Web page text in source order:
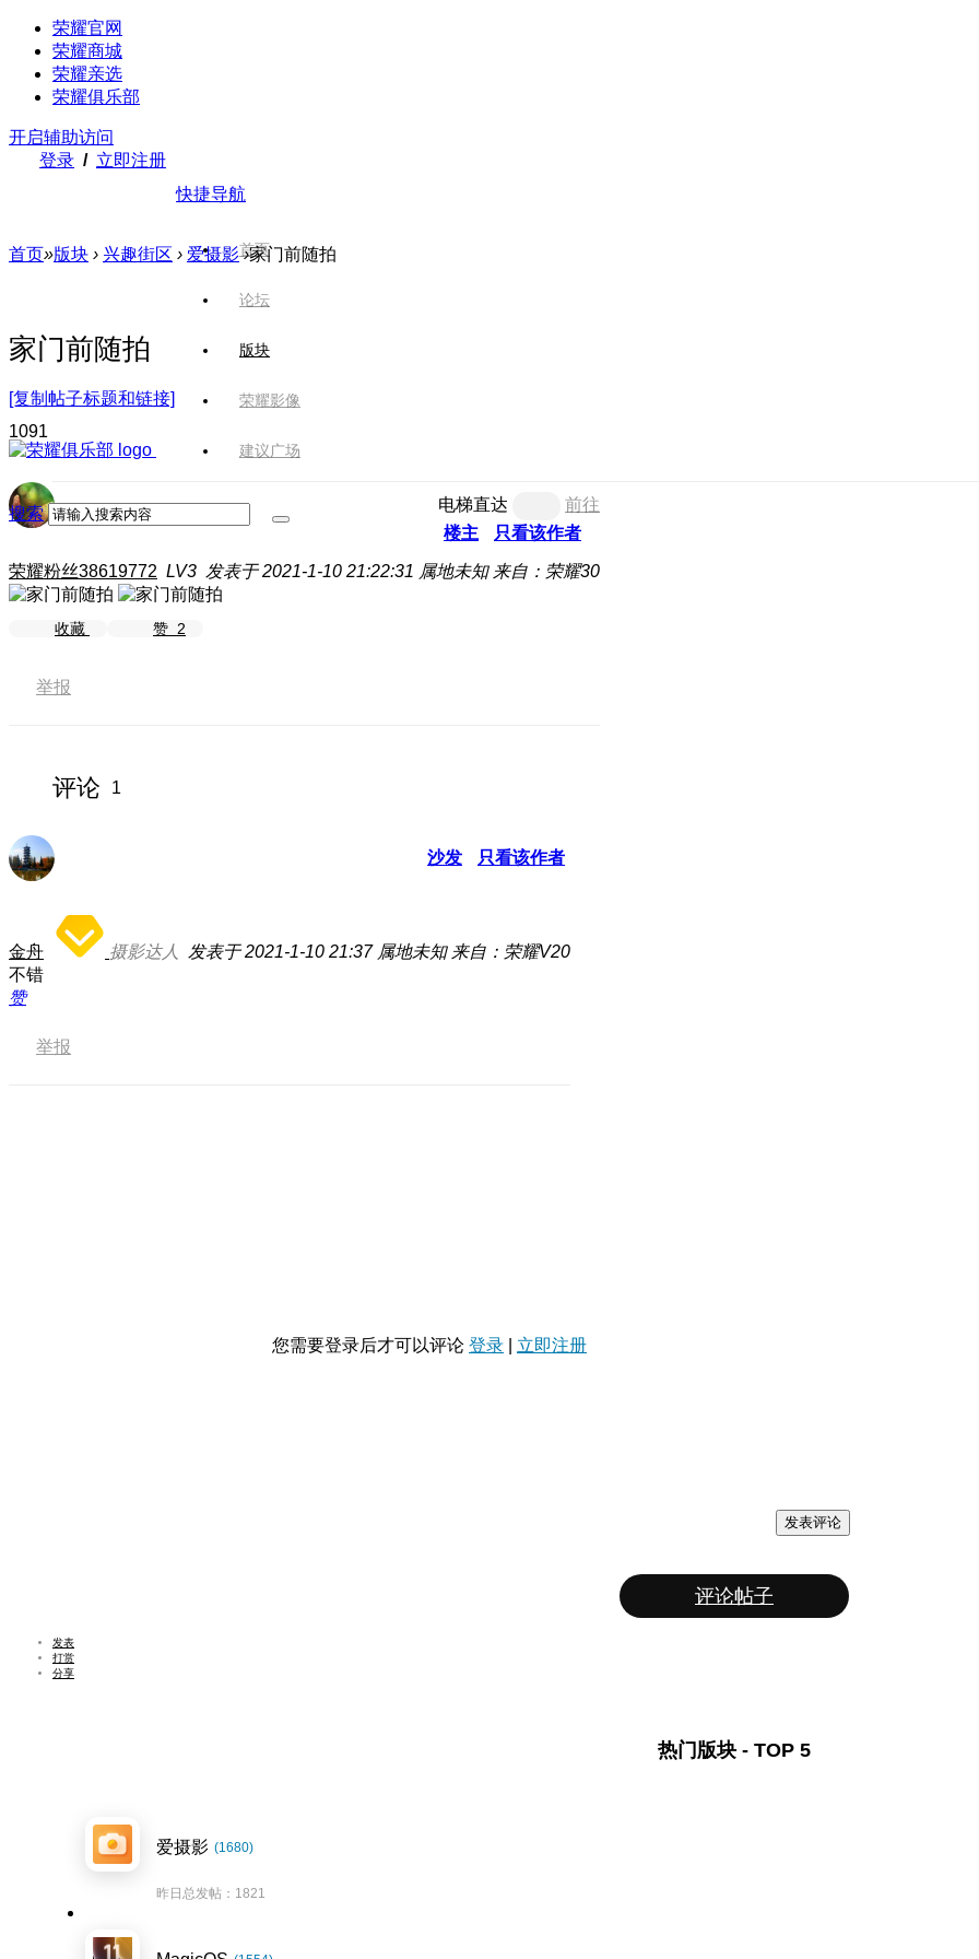
荣耀官网
荣耀商城
荣耀亲选
荣耀俱乐部
开启辅助访问
登录 / 立即注册
快捷导航
首页
论坛
版块
荣耀影像
建议广场
搜索
首页»版块 › 兴趣街区 › 爱摄影 ›家门前随拍
家门前随拍
[复制帖子标题和链接]
1091
电梯直达
前往
楼主
只看该作者
荣耀粉丝38619772 LV3 发表于 2021-1-10 21:22:31 属地未知 来自：荣耀30
收藏 赞 2
举报
评论 1
沙发 只看该作者
金舟 摄影达人 发表于 2021-1-10 21:37 属地未知 来自：荣耀V20
不错
赞
举报
您需要登录后才可以评论 登录 立即注册
发表评论
评论帖子
发表
打赏
分享
热门版块 - TOP 5
爱摄影 (1680)
昨日总发帖：1821